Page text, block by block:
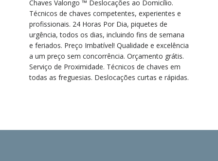
Chaves Valongo ™ Deslocações ao Domicílio.
Técnicos de chaves competentes, experientes e
profissionais. 24 Horas Por Dia, piquetes de
urgência, todos os dias, incluindo fins de semana
e feriados. Preço Imbatível! Qualidade e excelência
a um preço sem concorrência. Orçamento grátis.
Serviço de Proximidade. Técnicos de chaves em
todas as freguesias. Deslocações curtas e rápidas.